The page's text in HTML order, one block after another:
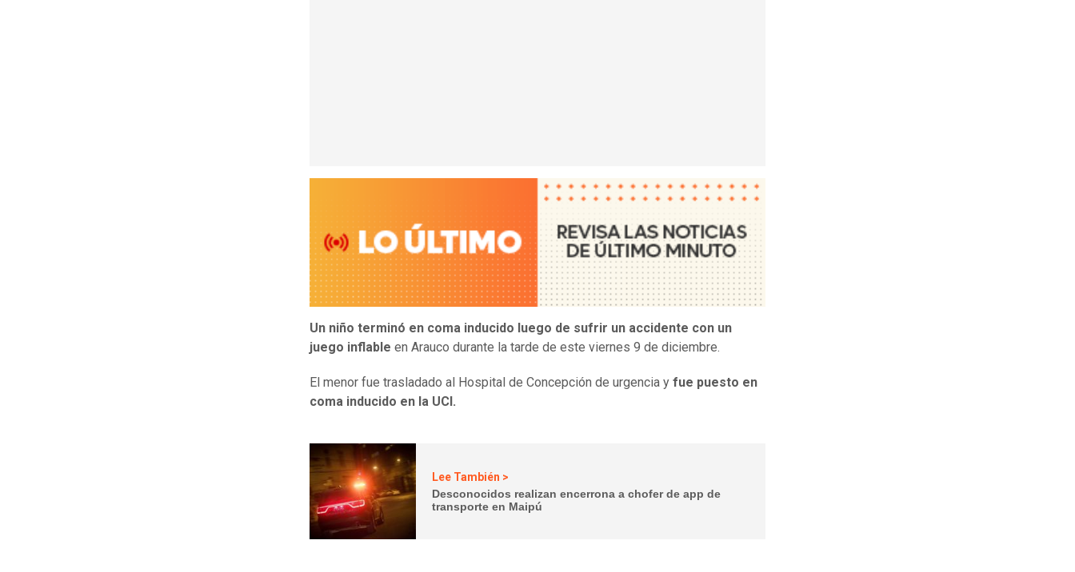
Un niño terminó en coma inducido luego de sufrir un accidente con un
juego inflable en Arauco durante la tarde de este viernes 9 de diciembre.
El menor fue trasladado al Hospital de Concepción de urgencia y fue puesto en
coma inducido en la UCI.
Lee También >
Desconocidos realizan encerrona a chofer de app de
transporte en Maipú